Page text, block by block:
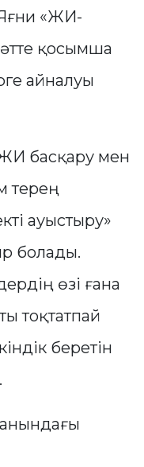
«ЖИ-
қосымша
айналуы
басқару мен
терең
ауыстыру»
болады.
өзі ғана
тоқтатпай
беретін